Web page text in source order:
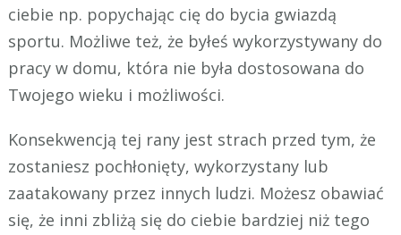
ciebie np. popychając cię do bycia gwiazdą
sportu. Możliwe też, że byłeś wykorzystywany do
pracy w domu, która nie była dostosowana do
Twojego wieku i możliwości.
Konsekwencją tej rany jest strach przed tym, że
zostaniesz pochłonięty, wykorzystany lub
zaatakowany przez innych ludzi. Możesz obawiać
się, że inni zbliżą się do ciebie bardziej niż tego